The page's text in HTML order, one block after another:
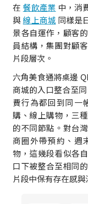
在餐飲產業 中，消
與線上商城 同樣是
景各自運作，顧客
員結構，集團對顧
片段層次。
六角美食通將桌邊
商城的入口整合至
費行為都回到同一
購、線上購物，三
的不同節點。對台
商圈外帶預約、週
物，這幾段看似各
口下被整合至相同
片段中保有存在感與